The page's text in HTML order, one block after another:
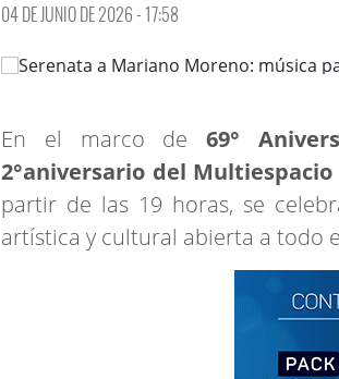
04 DE JUNIO DE 2026 - 17:58
En el marco de69°
2°aniversario del
partir de las 19 horas, se
artística y cultural abierta a todo